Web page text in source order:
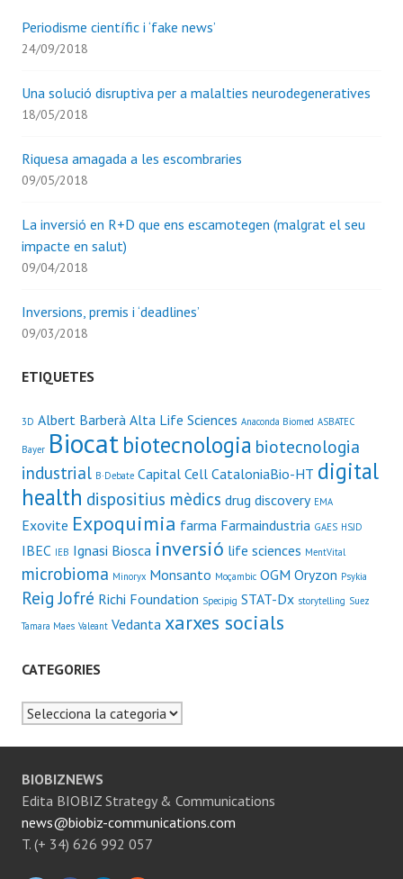
Periodisme científic i ‘fake news’
24/09/2018
Una solució disruptiva per a malalties neurodegeneratives
18/05/2018
Riquesa amagada a les escombraries
09/05/2018
La inversió en R+D que ens escamotegen (malgrat el seu
impacte en salut)
09/04/2018
Inversions, premis i ‘deadlines’
09/03/2018
ETIQUETES
3D Albert Barberà Alta Life Sciences Anaconda Biomed ASBATEC
Bayer Biocatbiotecnologia biotecnologia
industrial B·Debate Capital Cell CataloniaBio-HT digital
health dispositius mèdics drug discovery EMA
Exovite Expoquimia farma Farmaindustria GAES HSJD
IBEC IEB Ignasi Biosca inversió life sciences MentVital
microbioma Minoryx Monsanto Moçambic OGM Oryzon Psykia
Reig Jofré Richi Foundation Specipig STAT-Dx storytelling Suez
Tamara Maes Valeant Vedanta xarxes socials
CATEGORIES
Categories
BIOBIZNEWS
Edita BIOBIZ Strategy & Communications
news@biobiz-communications.com
T. (+ 34) 626 992 057